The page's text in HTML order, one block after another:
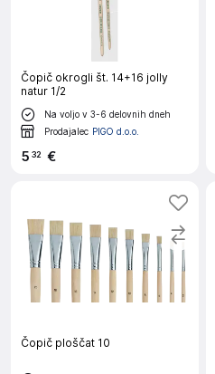
Čopič okrogli št. 14+16 jolly
natur 1/2
Na voljo v 3-6 delovnih dneh
Prodajalec PIGO d.o.o.
5 32 €
Čopič ploščat 10